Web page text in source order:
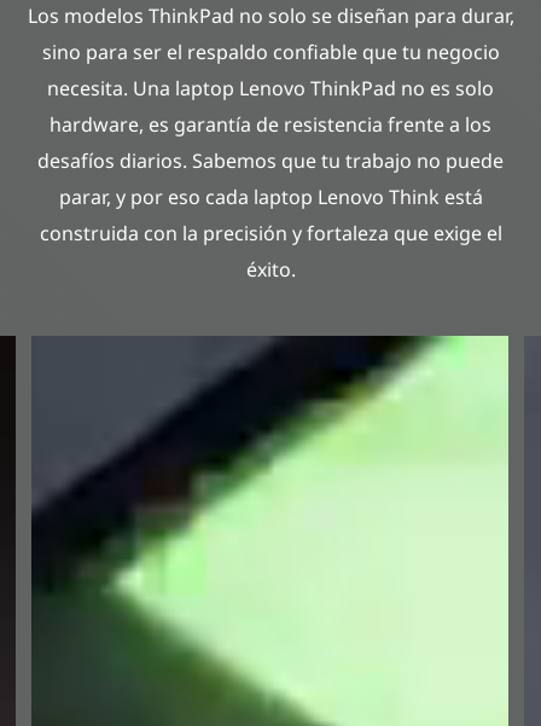
Los modelos ThinkPad no solo se diseñan para durar,
sino para ser el respaldo confiable que tu negocio
necesita. Una laptop Lenovo ThinkPad no es solo
hardware, es garantía de resistencia frente a los
desafíos diarios. Sabemos que tu trabajo no puede
parar, y por eso cada laptop Lenovo Think está
construida con la precisión y fortaleza que exige el
éxito.